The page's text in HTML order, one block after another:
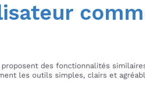
des fonctionnalités
les outils simples, clairs et